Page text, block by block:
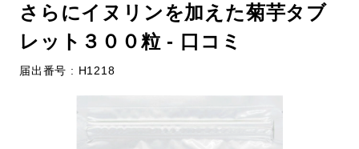
さらにイヌリンを加えた菊芋タブ
レット３００粒 - 口コミ
届出番号 : H1218